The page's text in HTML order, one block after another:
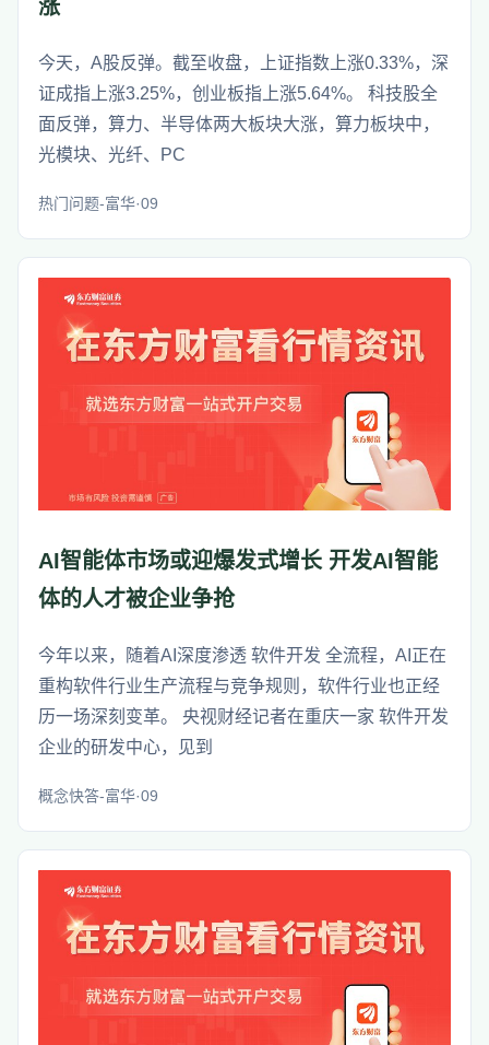
涨
今天，A股反弹。截至收盘，上证指数上涨0.33%，深
证成指上涨3.25%，创业板指上涨5.64%。 科技股全
面反弹，算力、半导体两大板块大涨，算力板块中，
光模块、光纤、PC
热门问题-富华·09
AI智能体市场或迎爆发式增长 开发AI智能
体的人才被企业争抢
今年以来，随着AI深度渗透 软件开发 全流程，AI正在
重构软件行业生产流程与竞争规则，软件行业也正经
历一场深刻变革。 央视财经记者在重庆一家 软件开发
企业的研发中心，见到
概念快答-富华·09